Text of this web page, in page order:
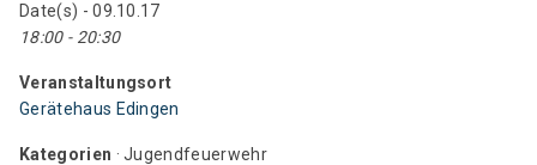
Date(s) - 09.10.17
18:00 - 20:30
Veranstaltungsort
Gerätehaus Edingen
Kategorien · Jugendfeuerwehr